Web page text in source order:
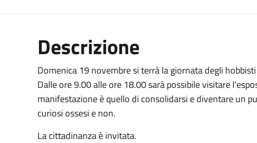
Descrizione
Domenica 19 novembre si terrà la giornata degli
Dalle ore 9.00 alle ore 18.00 sarà possibile visitare
manifestazione è quello di consolidarsi e diventare un
curiosi ossesi e non.
La cittadinanza è invitata.